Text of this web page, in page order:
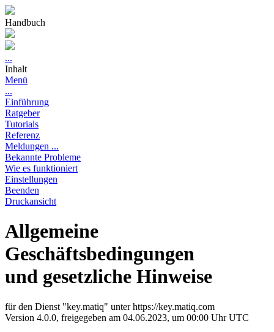
Handbuch
...
Inhalt
Menü
...
Einführung
Ratgeber
Tutorials
Referenz
Meldungen ...
Bekannte Probleme
Wie es funktioniert
Einstellungen
Beenden
Druckansicht
Allgemeine
Geschäftsbedingungen
und gesetzliche Hinweise
für den Dienst "key.matiq" unter https://key.matiq.com
Version 4.0.0, freigegeben am 04.06.2023, um 00:00 Uhr UTC